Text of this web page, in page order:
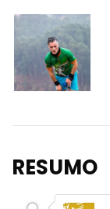
RESUMO